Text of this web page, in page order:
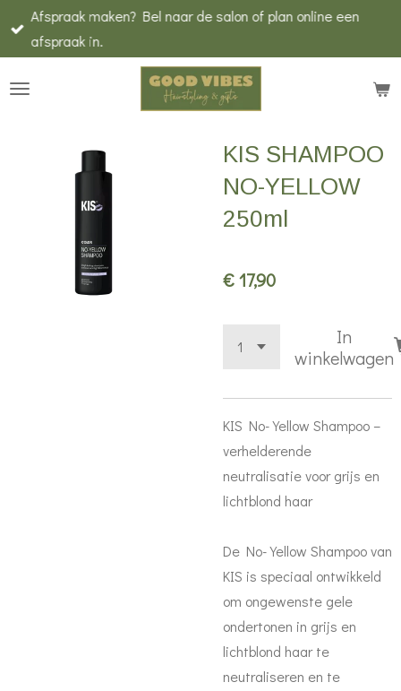
direct
de
Afspraak maken? Bel naar de salon of plan online een
afspraak in.
KIS SHAMPOO
NO-YELLOW
250ml
€ 17,90
In
winkelwagen
KIS No-Yellow Shampoo –
verhelderende
neutralisatie voor grijs en
lichtblond haar
De No-Yellow Shampoo van
KIS is speciaal ontwikkeld
om ongewenste gele
ondertonen in grijs en
lichtblond haar te
neutraliseren en te